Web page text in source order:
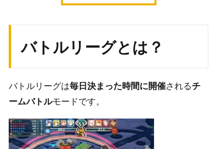
バトルリーグとは？
バトルリーグは毎日決まった時間に開催されるチ
ームバトルモードです。